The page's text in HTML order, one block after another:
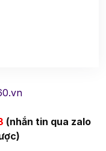
(nhắn tin qua zalo